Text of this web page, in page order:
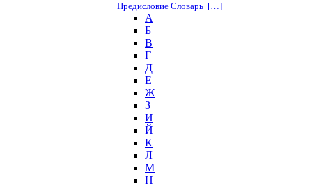
Предисловие Словарь […]
А
Б
В
Г
Д
Е
Ж
З
И
Й
К
Л
М
Н